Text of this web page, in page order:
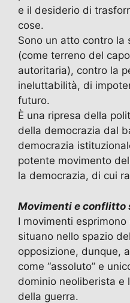
e il desiderio di
cose.
Sono un atto contro la
(come terreno del
autoritaria), contro la
ineluttabilità, di
futuro.
È una ripresa della
della democrazia dal
democrazia
potente movimento
la democrazia, di cui
Movimenti e conflitto
I movimenti
situano nello spazio
opposizione, dunque,
come “assoluto” e
dominio neoliberista e
della guerra.